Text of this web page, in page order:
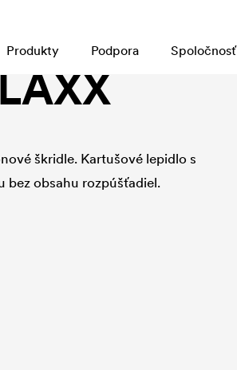
Produkty Podpora Spoločnosť
škridle. Kartušové lepidlo s
bez obsahu rozpúšťadiel.